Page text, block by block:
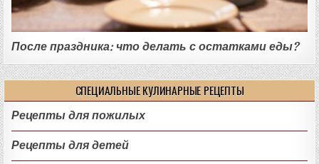
После праздника: что делать с остатками еды?
СПЕЦИАЛЬНЫЕ КУЛИНАРНЫЕ РЕЦЕПТЫ
Рецепты для пожилых
Рецепты для детей